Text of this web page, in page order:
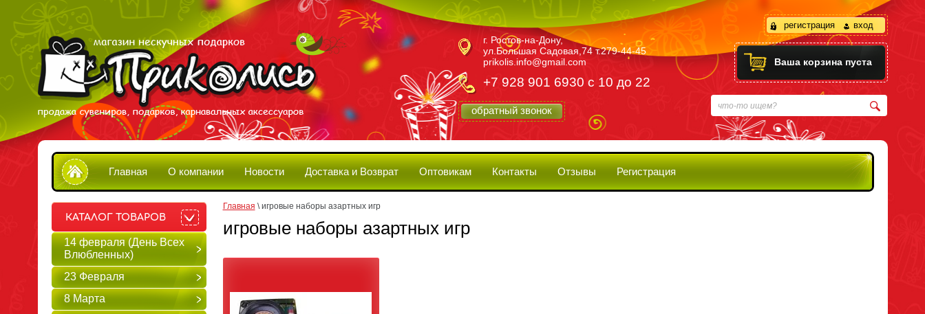
регистрация вход
Ваша корзина пуста
г. Ростов-на-Дону,
ул.Большая Садовая,74 т.279-44-45
prikolis.info@gmail.com
+7 928 901 6930 с 10 до 22
обратный звонок
Главная О компании Новости Доставка и Возврат Оптовикам Контакты Отзывы Регистрация
КАТАЛОГ ТОВАРОВ
14 февраля (День Всех
Влюбленных)
23 Февраля
8 Марта
Главная \ игровые наборы азартных игр
игровые наборы азартных игр